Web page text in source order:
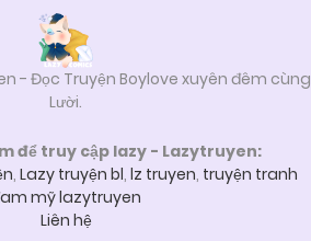
- Đọc Truyện Boylove xuyên đêm cùng
Lười.
để truy cập lazy - Lazytruyen:
, Lazy truyện bl, lz truyen, truyện tranh
mỹ lazytruyen
Liên hệ